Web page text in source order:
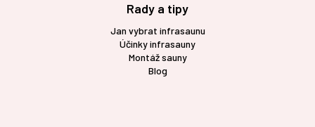
Rady a tipy
Jan vybrat infrasaunu
Účinky infrasauny
Montáž sauny
Blog